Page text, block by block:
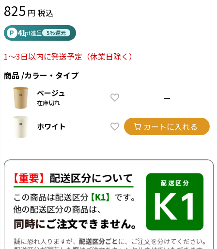
825 税込
P 41pt進呈 5%還元
1～3日以内に発送予定 （休業日除く）
商品 カラー・タイプ
ベージュ
在庫切れ —
ホワイト カートに入れる